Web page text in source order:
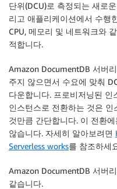
단위(DCU)로 측정되는 새로
리고 애플리케이션에서 수행
CPU, 메모리 및 네트워크와
적합니다.
Amazon DocumentDB 서버
주지 않으면서 수요에 맞춰
다운합니다. 프로비저닝된
인스턴스로 전환하는 것은
것만큼 간단합니다. 이 전환
않습니다. 자세히 알아보려면
Serverless works를 참조하세
Amazon DocumentDB 서버
같습니다.